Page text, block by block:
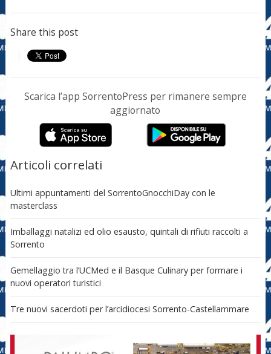
Share this post
Scarica l’app SorrentoPress per rimanere sempre
aggiornato
Articoli correlati
Ultimi appuntamenti del SorrentoGnocchiDay con le
masterclass
Imballaggi natalizi ed olio esausto, quintali di rifiuti raccolti a
Sorrento
Gemellaggio tra l’UCMed e il Basque Culinary per formare i
nuovi operatori turistici
Tre nuovi sacerdoti per l’arcidiocesi Sorrento-Castellammare